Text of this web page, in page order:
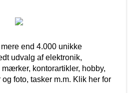
end 4.000 unikke
udvalg af elektronik,
kontorartikler, hobby,
foto, tasker m.m. Klik her for